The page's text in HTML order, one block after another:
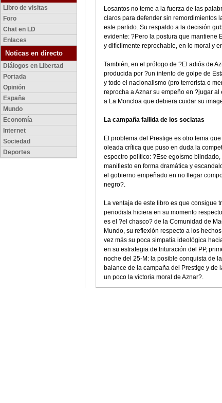
Libro de visitas
Foro
Chat en LD
Enlaces
Noticas en directo
Diálogos en Libertad
Portada
Opinión
España
Mundo
Economía
Internet
Sociedad
Deportes
Losantos no teme a la fuerza de las
claros para defender sin remordimientos
este partido. Su respaldo a la decisión
evidente: ?Pero la postura que mantiene
y difícilmente reprochable, en lo moral y
También, en el prólogo de ?El adiós de
producida por ?un intento de golpe de
y todo el nacionalismo (pro terrorista o
reprocha a Aznar su empeño en ?jugar
a La Moncloa que debiera cuidar su
La campaña fallida de los sociatas
El problema del Prestige es otro tema
oleada crítica que puso en duda la
espectro político: ?Ese egoísmo
manifiesto en forma dramática y
el gobierno empeñado en no llegar
negro?.
La ventaja de este libro es que consigue
periodista hiciera en su momento
es el ?el chasco? de la Comunidad de
Mundo, su reflexión respecto a los
vez más su poca simpatía ideológica
en su estrategia de trituración del PP,
noche del 25-M: la posible conquista de
balance de la campaña del Prestige y de
un poco la victoria moral de Aznar?.